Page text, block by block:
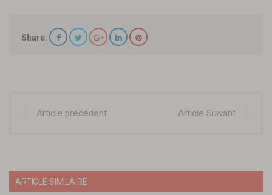
Share:
Article précédent Article Suivant
ARTICLE SIMILAIRE